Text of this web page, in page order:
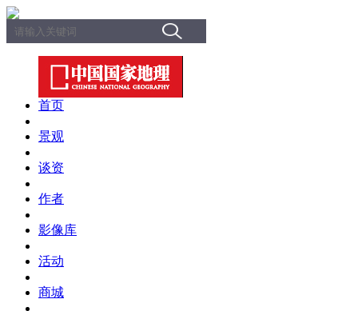
首页
景观
谈资
作者
影像库
活动
商城